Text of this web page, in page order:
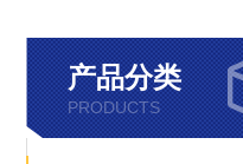
产品分类
PRODUCTS